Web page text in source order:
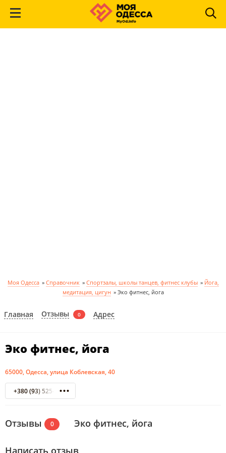
Моя Одесса » Справочник » Спортзалы, школы танцев, фитнес клубы » Йога,
медитация, цигун » Эко фитнес, йога
Главная Отзывы 0 Адрес
Эко фитнес, йога
65000, Одесса, улица Коблевская, 40
+380 (93) 525-05-39
Отзывы 0 Эко фитнес, йога